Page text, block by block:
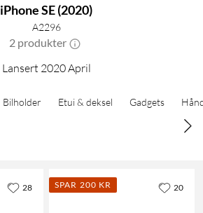
iPhone SE (2020)
A2296
2 produkter
Lansert 2020 April
Bilholder Etui & deksel Gadgets
28 SPAR 200 KR 20